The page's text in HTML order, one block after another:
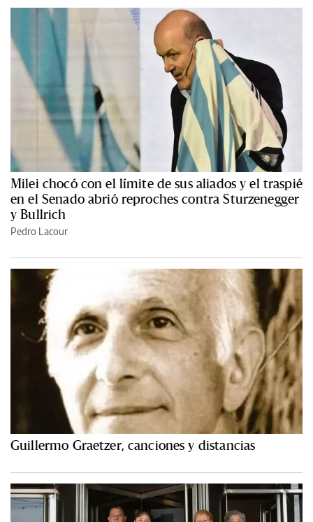
Milei chocó con el límite de sus aliados y el traspié
en el Senado abrió reproches contra Sturzenegger
y Bullrich
Pedro Lacour
Guillermo Graetzer, canciones y distancias